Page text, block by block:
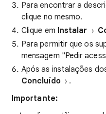
Para encontrar a
clique no mesmo.
Clique em Instalar
Para permitir que os
mensagem "Pedir
Após as instalações
Concluído
.
Importante: